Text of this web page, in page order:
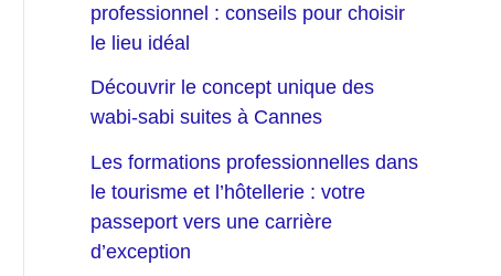
professionnel : conseils pour choisir
le lieu idéal
Découvrir le concept unique des
wabi-sabi suites à Cannes
Les formations professionnelles dans
le tourisme et l’hôtellerie : votre
passeport vers une carrière
d’exception